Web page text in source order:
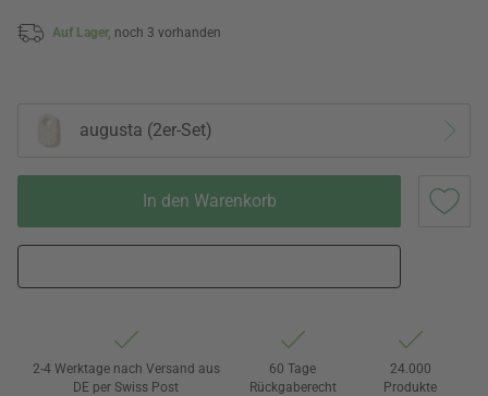
Auf Lager, noch 3 vorhanden
augusta (2er-Set)
In den Warenkorb
2-4 Werktage nach Versand aus
DE per Swiss Post
60 Tage
Rückgaberecht
24.000
Produkte